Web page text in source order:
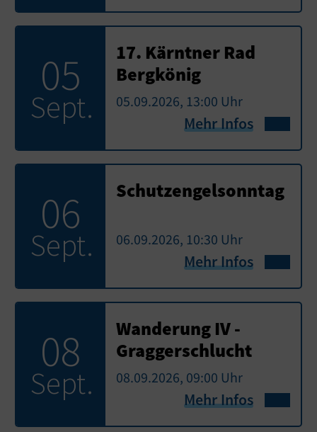
05
Sept.
17. Kärntner Rad
Bergkönig
05.09.2026, 13:00 Uhr
Mehr Infos
06
Sept.
Schutzengelsonntag
06.09.2026, 10:30 Uhr
Mehr Infos
08
Sept.
Wanderung IV -
Graggerschlucht
08.09.2026, 09:00 Uhr
Mehr Infos